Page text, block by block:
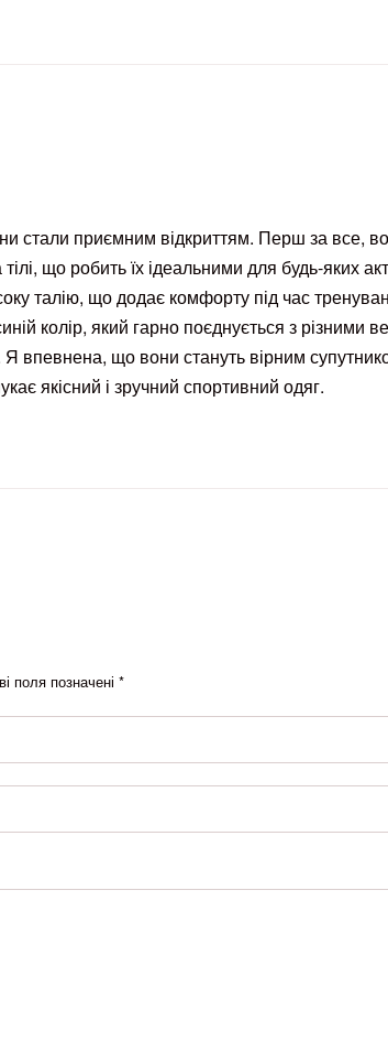
стали приємним відкриттям. Перш за все,
тілі, що робить їх ідеальними для будь-яких
талію, що додає комфорту під час
колір, який гарно поєднується з різними
впевнена, що вони стануть вірним
якісний і зручний спортивний одяг.
поля позначені *